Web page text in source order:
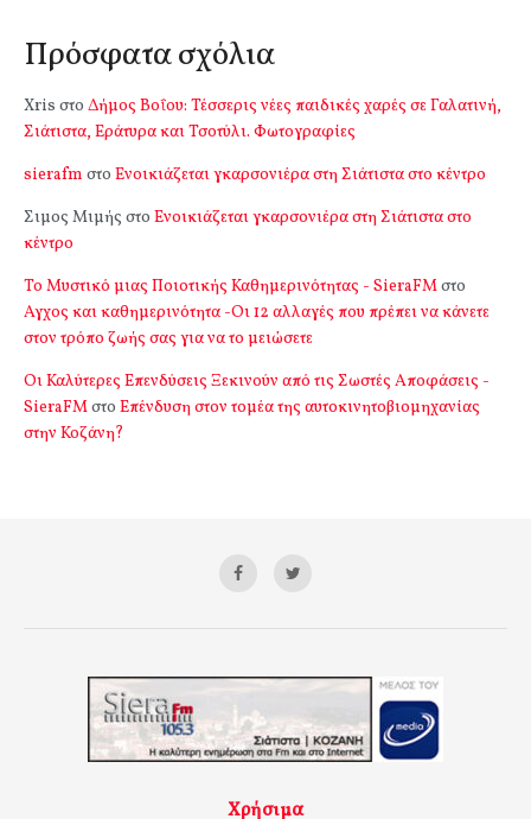
Πρόσφατα σχόλια
Xris στο Δήμος Βοΐου: Τέσσερις νέες παιδικές χαρές σε Γαλατινή,
Σιάτιστα, Εράτυρα και Τσοτύλι. Φωτογραφίες
sierafm στο Ενοικιάζεται γκαρσονιέρα στη Σιάτιστα στο κέντρο
Σιμος Μιμής στο Ενοικιάζεται γκαρσονιέρα στη Σιάτιστα στο
κέντρο
Το Μυστικό μιας Ποιοτικής Καθημερινότητας - SieraFMστο
Αγχος και καθημερινότητα -Οι 12 αλλαγές που πρέπει να κάνετε
στον τρόπο ζωής σας για να το μειώσετε
Οι Καλύτερες Επενδύσεις Ξεκινούν από τις Σωστές Αποφάσεις -
SieraFMστο Επένδυση στον τομέα της αυτοκινητοβιομηχανίας
στην Κοζάνη?
Χρήσιμα